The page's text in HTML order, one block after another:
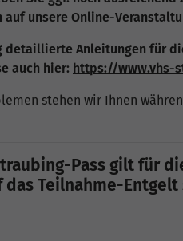
unsere Online-
detaillierte Anleitungen für
auch hier: https://www.vhs-
stehen wir Ihnen
Pass gilt für
das Teilnahme-